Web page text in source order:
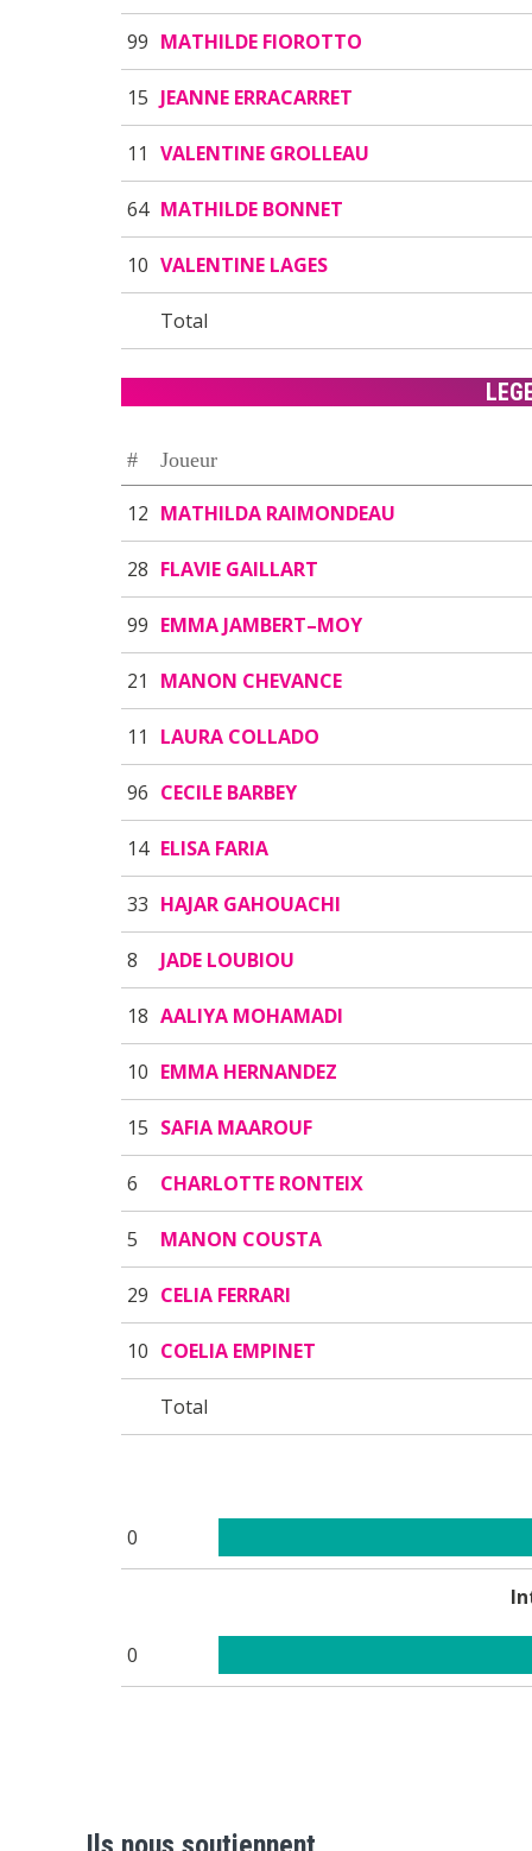
99 MATHILDE FIOROTTO
15 JEANNE ERRACARRET
11 VALENTINE GROLLEAU
64 MATHILDE BONNET
10 VALENTINE LAGES
Total
# Joueur
12 MATHILDA RAIMONDEAU
28 FLAVIE GAILLART
99 EMMA JAMBERT–MOY
21 MANON CHEVANCE
11 LAURA COLLADO
96 CECILE BARBEY
14 ELISA FARIA
33 HAJAR GAHOUACHI
8 JADE LOUBIOU
18 AALIYA MOHAMADI
10 EMMA HERNANDEZ
15 SAFIA MAAROUF
6 CHARLOTTE RONTEIX
5 MANON COUSTA
29 CELIA FERRARI
10 COELIA EMPINET
Total
0
0